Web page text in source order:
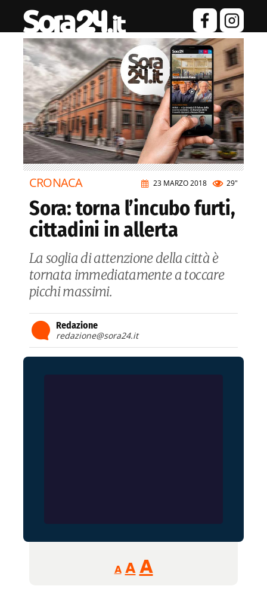
23 MARZO 2018 29"
CRONACA
Sora: torna l’incubo furti,
cittadini in allerta
La soglia di attenzione della città è
tornata immediatamente a toccare
picchi massimi.
Redazione
redazione@sora24.it
A
Reducir
tamaño
A Restablecer
AAumentar